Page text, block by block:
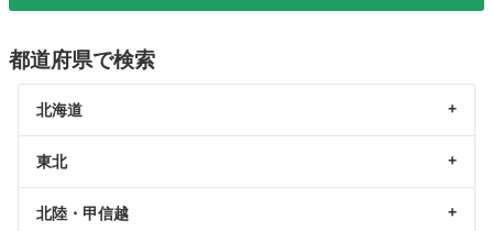
都道府県で検索
北海道
東北
北陸・甲信越